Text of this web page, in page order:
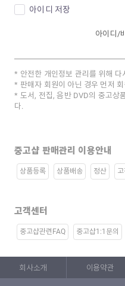
아이디 저장
아이디/
안전한 개인정보 관리를 위해
판매자 회원이 아닌 경우 먼저
도서, 전집, 음반 DVD의 중고상
다.
중고샵 판매관리 이용안내
상품등록 상품배송 정산
고객센터
중고샵관련FAQ 중고샵1:1문의
회사소개 이용약관